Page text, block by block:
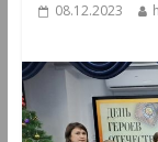
08.12.2023